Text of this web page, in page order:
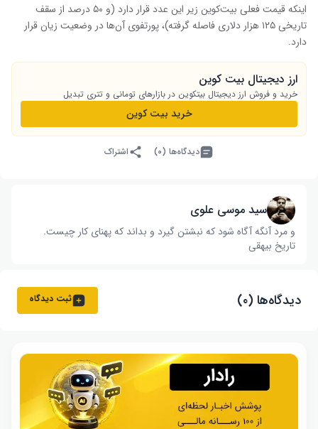
اینکه قیمت فعلی بیت‌کوین زیر این عدد قرار دارد (و ۵۰ درصد از سقف
تاریخی ۱۲۵ هزار دلاری فاصله گرفته)، پورتفوی آن‌ها در وضعیت زیان قرار
دارد.
ارز دیجیتال بیت کوین
خرید و فروش ارز دیجیتال بیت‎کوین در بازارهای تومانی و تتری تبدیل
خرید بیت کوین
دیدگاه‌ها (۰) اشتراک
سید موسی علوی
و مرد آنگه آگاه شود که نبشتن گیرد و بداند که پهنای کار چیست‌.
تاریخ بیهقی
دیدگاه‌ها (۰) ثبت دیدگاه